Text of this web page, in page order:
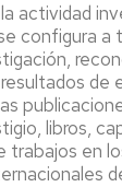
actividad
configura a
de
libros,
trabajos en